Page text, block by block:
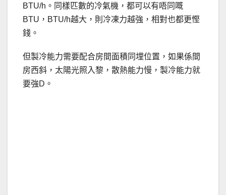
BTU/h。同樣匹數的冷氣機，都可以有唔同嘅
BTU，BTU/h越大，則冷凍力越強，相對也都更慳
錢。
但製冷能力需要配合房間面積同埋位置，如果係間
房西斜，太陽光照入黎，散熱能力慢，製冷能力就
要強D。